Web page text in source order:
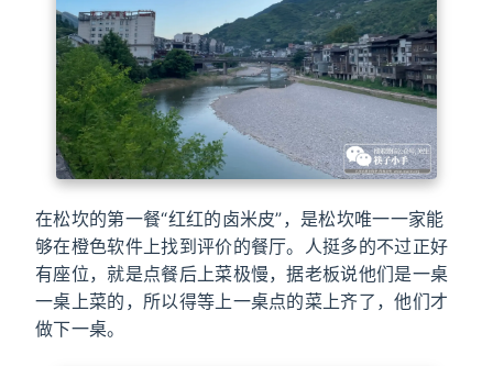
在松坎的第一餐“红红的卤米皮”，是松坎唯一一家能
够在橙色软件上找到评价的餐厅。人挺多的不过正好
有座位，就是点餐后上菜极慢，据老板说他们是一桌
一桌上菜的，所以得等上一桌点的菜上齐了，他们才
做下一桌。